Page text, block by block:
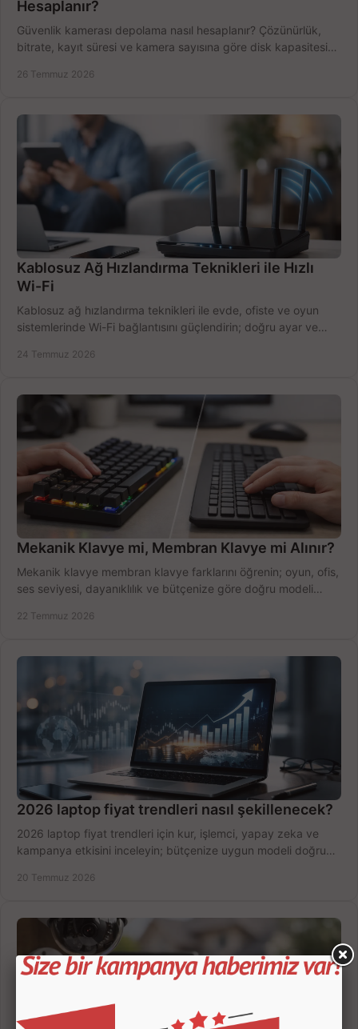
Hesaplanır?
Güvenlik kamerası depolama nasıl hesaplanır? Çözünürlük,
bitrate, kayıt süresi ve kamera sayısına göre disk kapasitesini
26 Temmuz 2026
Kablosuz Ağ Hızlandırma Teknikleri ile Hızlı
Wi-Fi
Kablosuz ağ hızlandırma teknikleri ile evde, ofiste ve oyun
sistemlerinde Wi-Fi bağlantısını güçlendirin; doğru ayar ve
24 Temmuz 2026
Mekanik Klavye mi, Membran Klavye mi Alınır?
Mekanik klavye membran klavye farklarını öğrenin; oyun, ofis,
ses seviyesi, dayanıklılık ve bütçenize göre doğru modeli
22 Temmuz 2026
2026 laptop fiyat trendleri nasıl şekillenecek?
2026 laptop fiyat trendleri için kur, işlemci, yapay zeka ve
kampanya etkisini inceleyin; bütçenize uygun modeli doğru
20 Temmuz 2026